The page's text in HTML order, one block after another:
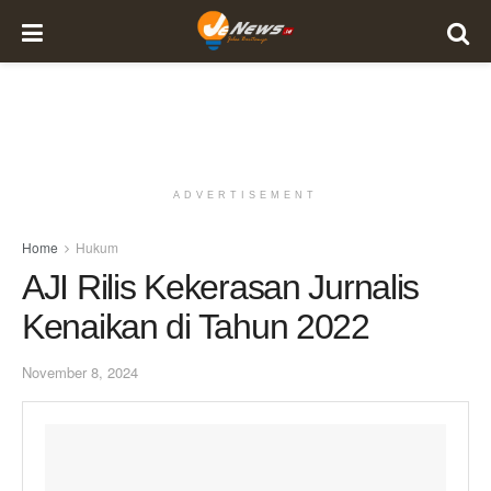
ADVERTISEMENT
Home Hukum
AJI Rilis Kekerasan Jurnalis
Kenaikan di Tahun 2022
November 8, 2024